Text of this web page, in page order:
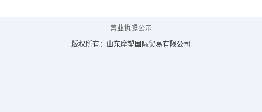
营业执照公示
版权所有：山东摩塑国际贸易有限公司